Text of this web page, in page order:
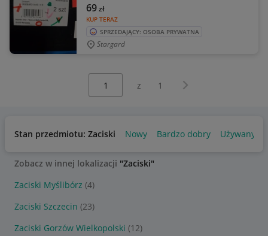
KUP TERAZ
69zł
SPRZEDAJĄCY: OSOBA PRYWATNA
Stargard
z 1 Następna strona
Stan przedmiotu: Zaciski Nowy Bardzo dobry Używany
Zobacz w innej lokalizacji "Zaciski"
Zaciski Myślibórz (4)
Zaciski Szczecin (23)
Zaciski Gorzów Wielkopolski (12)